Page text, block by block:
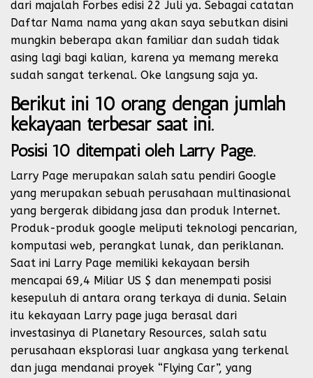
dari majalah Forbes edisi 22 Juli ya. Sebagai catatan
Daftar Nama nama yang akan saya sebutkan disini
mungkin beberapa akan familiar dan sudah tidak
asing lagi bagi kalian, karena ya memang mereka
sudah sangat terkenal. Oke langsung saja ya.
Berikut ini 10 orang dengan jumlah
kekayaan terbesar saat ini.
Posisi 10 ditempati oleh Larry Page.
Larry Page merupakan salah satu pendiri Google
yang merupakan sebuah perusahaan multinasional
yang bergerak dibidang jasa dan produk Internet.
Produk-produk google meliputi teknologi pencarian,
komputasi web, perangkat lunak, dan periklanan.
Saat ini Larry Page memiliki kekayaan bersih
mencapai 69,4 Miliar US $ dan menempati posisi
kesepuluh di antara orang terkaya di dunia. Selain
itu kekayaan Larry page juga berasal dari
investasinya di Planetary Resources, salah satu
perusahaan eksplorasi luar angkasa yang terkenal
dan juga mendanai proyek “Flying Car”, yang